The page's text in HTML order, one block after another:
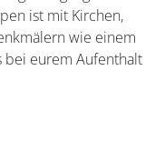
ist mit Kirchen,
wie einem
bei eurem Aufenthalt